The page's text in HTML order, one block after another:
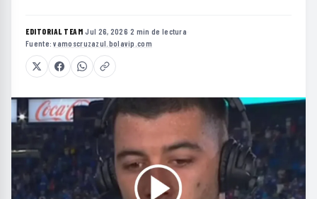
EDITORIAL TEAM·Jul 26, 2026·2 min de lectura·
Fuente:vamoscruzazul.bolavip.com